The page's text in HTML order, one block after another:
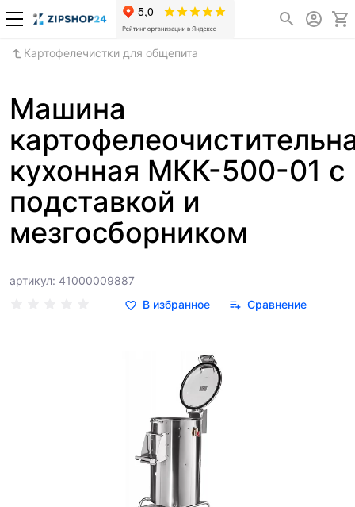
Картофелечистки для общепита
Машина
кухонная МКК-500-01 с
подставкой и
мезгосборником
артикул: 41000009887
В избранное
Сравнение